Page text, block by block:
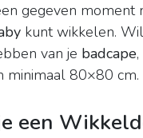
gegeven moment
kunt wikkelen.
van je badcape
minimaal 80×80 cm.
een